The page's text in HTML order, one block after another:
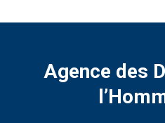
Agence des